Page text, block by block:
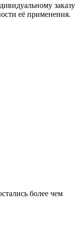
заказу
её применения.
более чем